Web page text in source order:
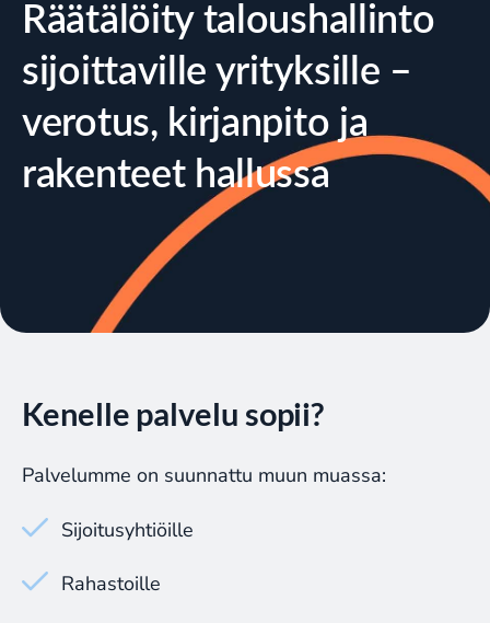
Räätälöity taloushallinto
sijoittaville yrityksille –
verotus, kirjanpito ja
rakenteet hallussa
Kenelle palvelu sopii?
Palvelumme on suunnattu muun muassa:
Sijoitusyhtiöille
Rahastoille